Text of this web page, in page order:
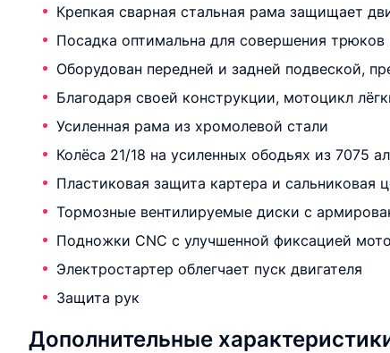
Крепкая сварная стальная рама защищает
Посадка оптимальна для совершения
Оборудован передней и задней подвеской,
Благодаря своей конструкции, мотоцикл
Усиленная рама из хромолевой стали
Колёса 21/18 на усиленных ободьях из
Пластиковая защита картера и сальниковая
Тормозные вентилируемые диски с
Подножки CNC с улучшенной фиксацией
Электростартер облегчает пуск двигателя
Защита рук
Дополнительные